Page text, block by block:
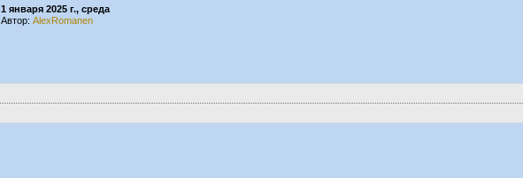
1 января 2025 г., среда
Автор: AlexRomanen